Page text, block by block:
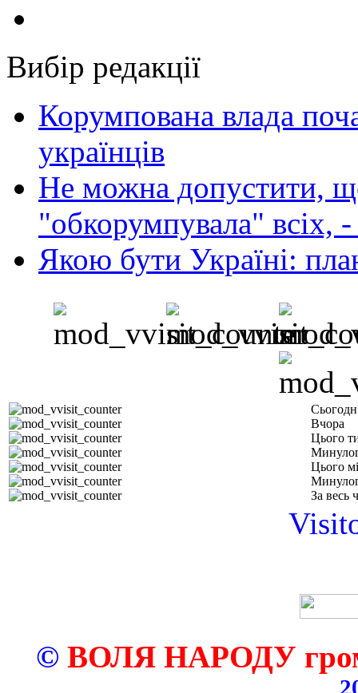
Вибір редакції
Корумпована влада
українців
Не можна допустити,
"обкорумпувала" всіх,
Якою бути Україні:
Вчора
Цього
Цього
За весь
© ВОЛЯ НАРОДУ